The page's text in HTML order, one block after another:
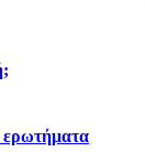
ερωτήματα